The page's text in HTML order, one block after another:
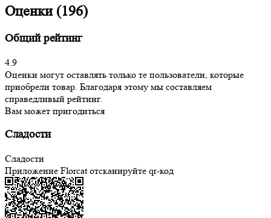
Оценки (196)
Общий рейтинг
4.9
Оценки могут оставлять только те пользователи, которые
приобрели товар. Благодаря этому мы составляем
справедливый рейтинг.
Вам может пригодиться
Сладости
Сладости
Приложение Florcat отсканируйте qr-код